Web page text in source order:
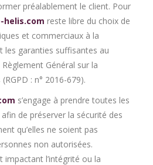
préalablement le client. Pour
reste libre du choix de
et commerciaux à la
les garanties suffisantes au
Général sur la
: n° 2016-679).
s’engage à prendre toutes les
de préserver la sécurité des
qu’elles ne soient pas
non autorisées.
impactant l’intégrité ou la